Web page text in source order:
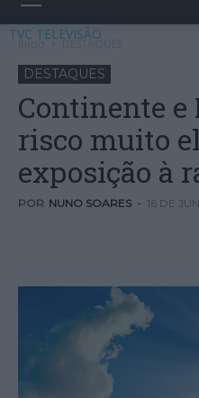
TVC TELEVISÃO
Início DESTAQUES
DESTAQUES
Continente e
risco muito
exposição à
POR NUNO SOARES - 16 DE